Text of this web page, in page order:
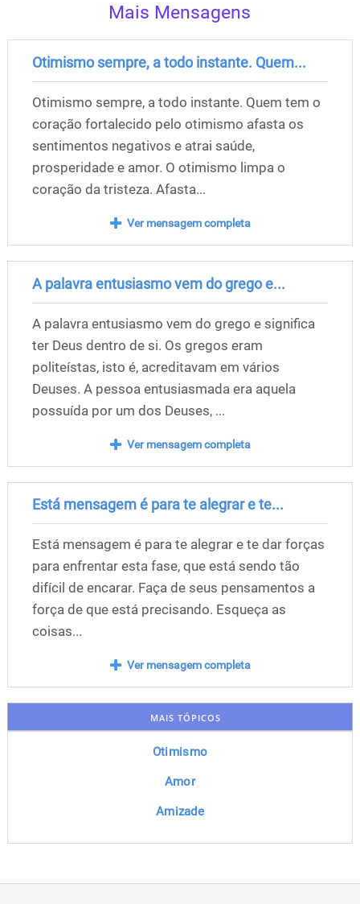
Mais Mensagens
Otimismo sempre, a todo instante. Quem...
Otimismo sempre, a todo instante. Quem tem o
coração fortalecido pelo otimismo afasta os
sentimentos negativos e atrai saúde,
prosperidade e amor. O otimismo limpa o
coração da tristeza. Afasta...
Ver mensagem completa
A palavra entusiasmo vem do grego e...
A palavra entusiasmo vem do grego e significa
ter Deus dentro de si. Os gregos eram
politeístas, isto é, acreditavam em vários
Deuses. A pessoa entusiasmada era aquela
possuída por um dos Deuses, ...
Ver mensagem completa
Está mensagem é para te alegrar e te...
Está mensagem é para te alegrar e te dar forças
para enfrentar esta fase, que está sendo tão
difícil de encarar. Faça de seus pensamentos a
força de que está precisando. Esqueça as
coisas...
Ver mensagem completa
MAIS TÓPICOS
Otimismo
Amor
Amizade